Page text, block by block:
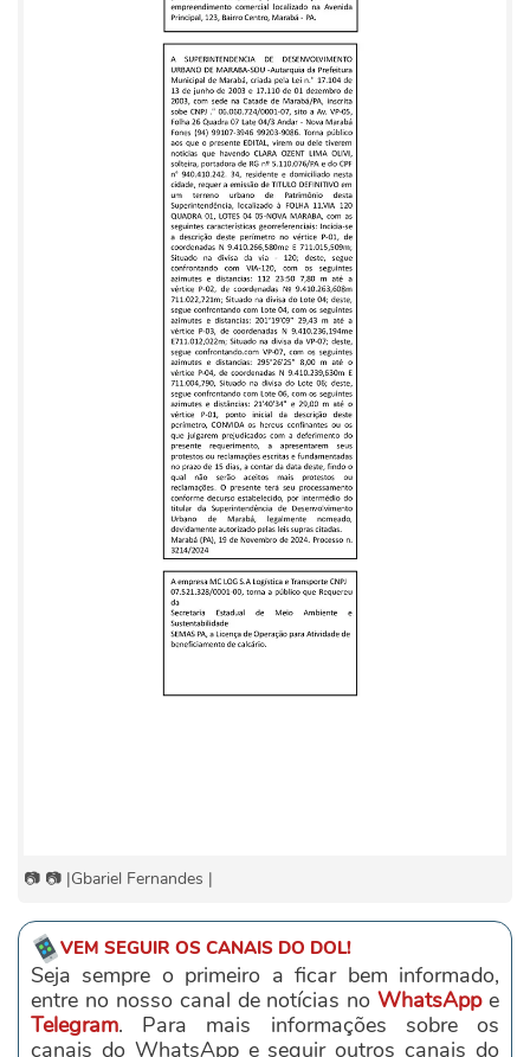
📷 📷 |Gbariel Fernandes |
VEM SEGUIR OS CANAIS DO DOL!
Seja sempre o primeiro a ficar bem informado,
entre no nosso canal de notícias noWhatsAppe
Telegram. Para mais informações sobre os
canais do WhatsApp e seguir outros canais do